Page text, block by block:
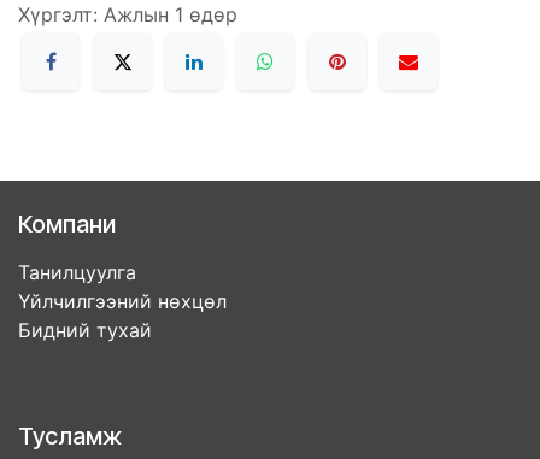
Хүргэлт: Ажлын 1 өдөр
Компани
Танилцуулга
Үйлчилгээний нөхцөл
Бидний тухай
Тусламж